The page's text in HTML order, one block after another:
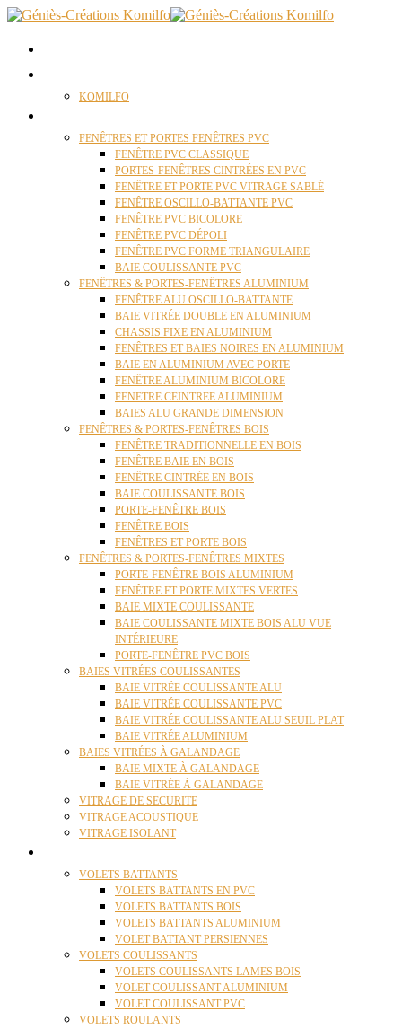
KOMILFO
FENÊTRES ET PORTES FENÊTRES PVC
FENÊTRE PVC CLASSIQUE
PORTES-FENÊTRES CINTRÉES EN PVC
FENÊTRE ET PORTE PVC VITRAGE SABLÉ
FENÊTRE OSCILLO-BATTANTE PVC
FENÊTRE PVC BICOLORE
FENÊTRE PVC DÉPOLI
FENÊTRE PVC FORME TRIANGULAIRE
BAIE COULISSANTE PVC
FENÊTRES & PORTES-FENÊTRES ALUMINIUM
FENÊTRE ALU OSCILLO-BATTANTE
BAIE VITRÉE DOUBLE EN ALUMINIUM
CHASSIS FIXE EN ALUMINIUM
FENÊTRES ET BAIES NOIRES EN ALUMINIUM
BAIE EN ALUMINIUM AVEC PORTE
FENÊTRE ALUMINIUM BICOLORE
FENETRE CEINTREE ALUMINIUM
BAIES ALU GRANDE DIMENSION
FENÊTRES & PORTES-FENÊTRES BOIS
FENÊTRE TRADITIONNELLE EN BOIS
FENÊTRE BAIE EN BOIS
FENÊTRE CINTRÉE EN BOIS
BAIE COULISSANTE BOIS
PORTE-FENÊTRE BOIS
FENÊTRE BOIS
FENÊTRES ET PORTE BOIS
FENÊTRES & PORTES-FENÊTRES MIXTES
PORTE-FENÊTRE BOIS ALUMINIUM
FENÊTRE ET PORTE MIXTES VERTES
BAIE MIXTE COULISSANTE
BAIE COULISSANTE MIXTE BOIS ALU VUE
INTÉRIEURE
PORTE-FENÊTRE PVC BOIS
BAIES VITRÉES COULISSANTES
BAIE VITRÉE COULISSANTE ALU
BAIE VITRÉE COULISSANTE PVC
BAIE VITRÉE COULISSANTE ALU SEUIL PLAT
BAIE VITRÉE ALUMINIUM
BAIES VITRÉES À GALANDAGE
BAIE MIXTE À GALANDAGE
BAIE VITRÉE À GALANDAGE
VITRAGE DE SECURITE
VITRAGE ACOUSTIQUE
VITRAGE ISOLANT
VOLETS BATTANTS
VOLETS BATTANTS EN PVC
VOLETS BATTANTS BOIS
VOLETS BATTANTS ALUMINIUM
VOLET BATTANT PERSIENNES
VOLETS COULISSANTS
VOLETS COULISSANTS LAMES BOIS
VOLET COULISSANT ALUMINIUM
VOLET COULISSANT PVC
VOLETS ROULANTS